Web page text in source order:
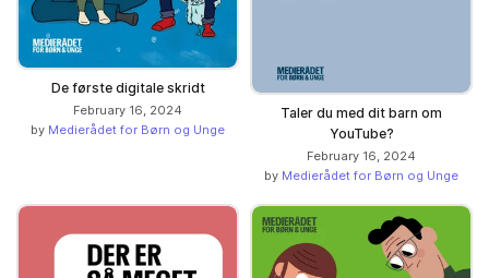
De første digitale skridt
February 16, 2024
by Medierådet for Børn og Unge
Taler du med dit barn om
YouTube?
February 16, 2024
by Medierådet for Børn og Unge